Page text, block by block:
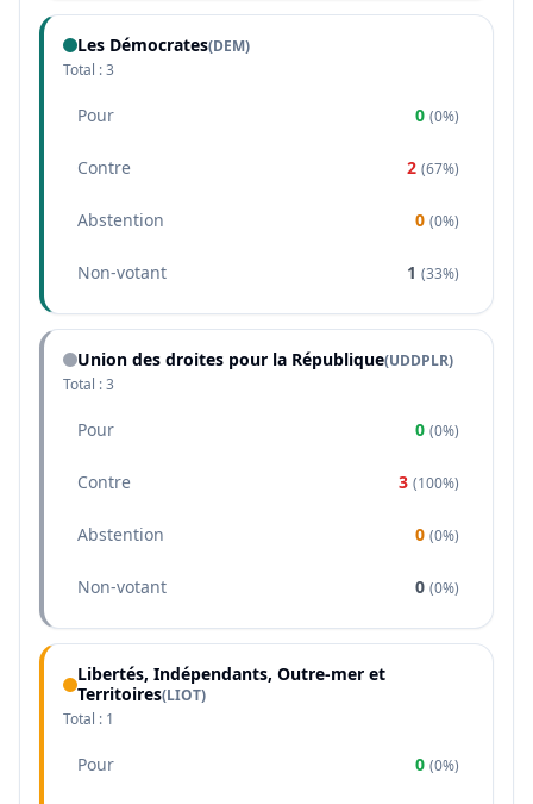
Les Démocrates(DEM)
Total :3
Pour 0 (0%)
Contre 2 (67%)
Abstention 0 (0%)
Non-votant 1 (33%)
Union des droites pour la République(UDDPLR)
Total :3
Pour 0 (0%)
Contre 3 (100%)
Abstention 0 (0%)
Non-votant 0 (0%)
Libertés, Indépendants, Outre-mer et
Territoires(LIOT)
Total : 1
Pour 0 (0%)